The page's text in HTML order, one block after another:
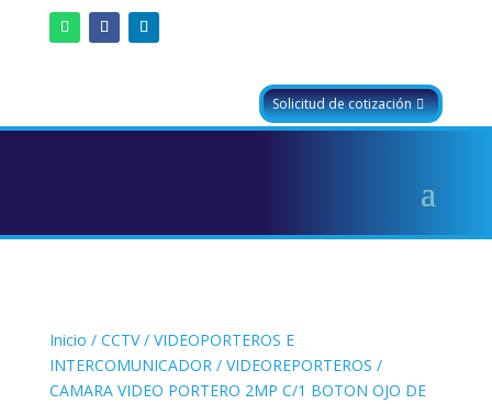
Solicitud de cotización
Inicio / CCTV/ VIDEOPORTEROS E
INTERCOMUNICADOR/ VIDEOREPORTEROS /
CAMARA VIDEO PORTERO 2MP C/1 BOTON OJO DE